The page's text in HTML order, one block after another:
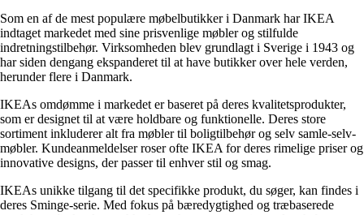
Som en af de mest populære møbelbutikker i Danmark har IKEA
indtaget markedet med sine prisvenlige møbler og stilfulde
indretningstilbehør. Virksomheden blev grundlagt i Sverige i 1943 og
har siden dengang ekspanderet til at have butikker over hele verden,
herunder flere i Danmark.
IKEAs omdømme i markedet er baseret på deres kvalitetsprodukter,
som er designet til at være holdbare og funktionelle. Deres store
sortiment inkluderer alt fra møbler til boligtilbehør og selv samle-selv-
møbler. Kundeanmeldelser roser ofte IKEA for deres rimelige priser og
innovative designs, der passer til enhver stil og smag.
IKEAs unikke tilgang til det specifikke produkt, du søger, kan findes i
deres Sminge-serie. Med fokus på bæredygtighed og træbaserede